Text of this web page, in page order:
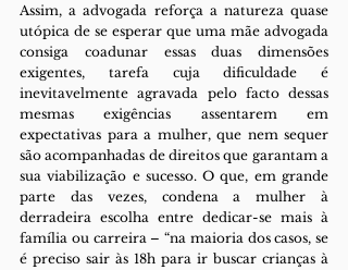
Assim, a advogada reforça a natureza quase
utópica de se esperar que uma mãe advogada
consiga coadunar essas duas dimensões
exigentes, tarefa cuja dificuldade é
inevitavelmente agravada pelo facto dessas
mesmas exigências assentarem em
expectativas para a mulher, que nem sequer
são acompanhadas de direitos que garantam a
sua viabilização e sucesso. O que, em grande
parte das vezes, condena a mulher à
derradeira escolha entre dedicar-se mais à
família ou carreira – “na maioria dos casos, se
é preciso sair às 18h para ir buscar crianças à